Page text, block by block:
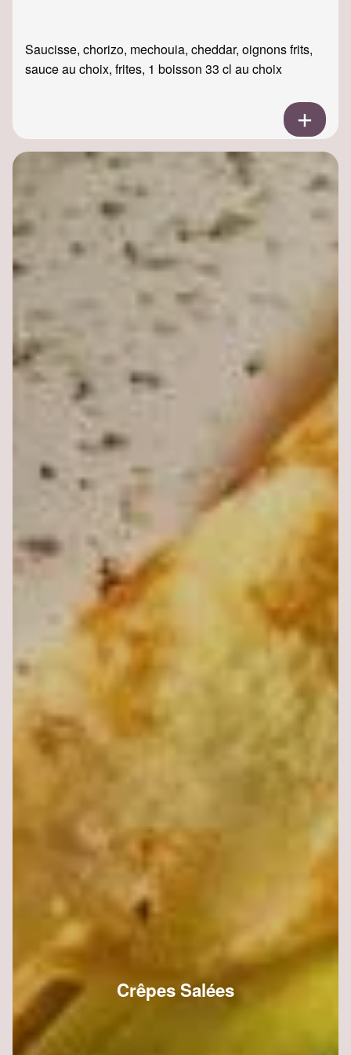
Saucisse, chorizo, mechouia, cheddar, oignons frits,
sauce au choix, frites, 1 boisson 33 cl au choix
Crêpes Salées